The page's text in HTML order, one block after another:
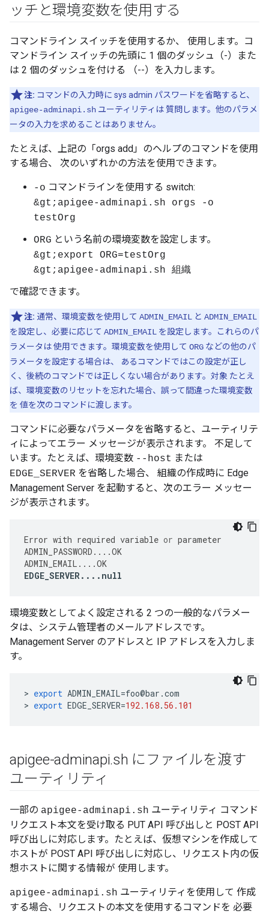
ッチと環境変数を使用する
コマンドライン スイッチを使用するか、 使用します。コ
マンドライン スイッチの先頭に 1 個のダッシュ（-）また
は 2 個のダッシュを付ける （--）を入力します。
注: コマンドの入力時に sys admin パスワードを省略すると、
apigee-adminapi.sh ユーティリティは 質問します。他のパラメ
ータの入力を求めることはありません。
たとえば、上記の「orgs add」のヘルプのコマンドを使用
する場合、 次のいずれかの方法を使用できます。
-o コマンドラインを使用する switch:
&gt;apigee-adminapi.sh orgs -o
testOrg
ORG という名前の環境変数を設定します。
&gt;export ORG=testOrg
&gt;apigee-adminapi.sh 組織
で確認できます。
注: 通常、環境変数を使用して ADMIN_EMAIL と ADMIN_EMAIL
を設定し、必要に応じて ADMIN_EMAIL を設定します。これらのパ
ラメータは 使用できます。環境変数を使用して ORG などの他のパ
ラメータを設定する場合は、 あるコマンドではこの設定が正し
く、後続のコマンドでは正しくない場合があります。対象 たとえ
ば、環境変数のリセットを忘れた場合、誤って間違った環境変数
を 値を次のコマンドに渡します。
コマンドに必要なパラメータを省略すると、ユーティリテ
ィによってエラー メッセージが表示されます。 不足して
います。たとえば、環境変数 --host または
EDGE_SERVER を省略した場合、 組織の作成時に Edge
Management Server を起動すると、次のエラー メッセー
ジが表示されます。
Error with required variable or parameter
ADMIN_PASSWORD ....OK
ADMIN_EMAIL ....OK
EDGE_SERVER.... null
環境変数としてよく設定される 2 つの一般的なパラメー
タは、システム管理者のメールアドレスです。
Management Server のアドレスと IP アドレスを入力しま
す。
> export ADMIN_EMAIL=foo@bar .com
> export EDGE_SERVER=192.168. 56.101
apigee-adminapi.sh にファイルを渡す
ユーティリティ
一部の apigee-adminapi.sh ユーティリティ コマンド
リクエスト本文を受け取る PUT API 呼び出しと POST API
呼び出しに対応します。たとえば、仮想マシンを作成して
ホストが POST API 呼び出しに対応し、リクエスト内の仮
想ホストに関する情報が 使用します。
apigee-adminapi.sh ユーティリティを使用して 作成
する場合、リクエストの本文を使用するコマンドを 必要